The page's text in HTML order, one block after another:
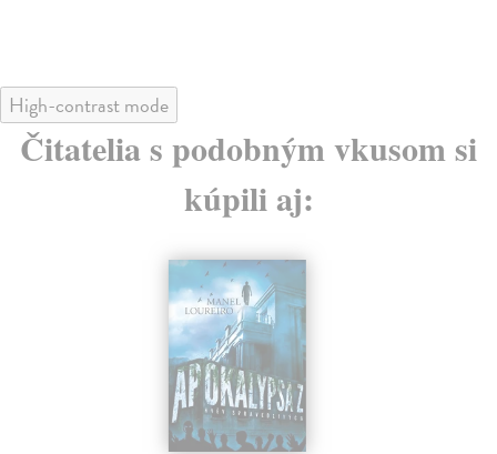
High-contrast mode
Čitatelia s podobným vkusom si
kúpili aj: